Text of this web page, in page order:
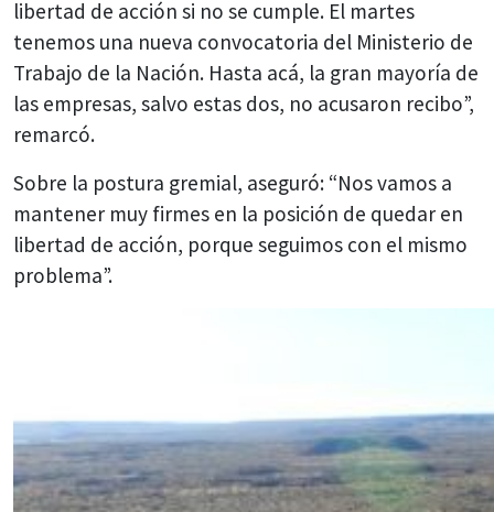
libertad de acción si no se cumple. El martes
tenemos una nueva convocatoria del Ministerio de
Trabajo de la Nación. Hasta acá, la gran mayoría de
las empresas, salvo estas dos, no acusaron recibo”,
remarcó.
Sobre la postura gremial, aseguró: “Nos vamos a
mantener muy firmes en la posición de quedar en
libertad de acción, porque seguimos con el mismo
problema”.